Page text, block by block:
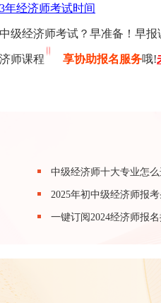
年经济师考试时间
级经济师考试？早准备！早
师课程 享协助报名服务哦!
中级经济师十大专业怎
2025年初中级经济师报
一键订阅2024经济师报